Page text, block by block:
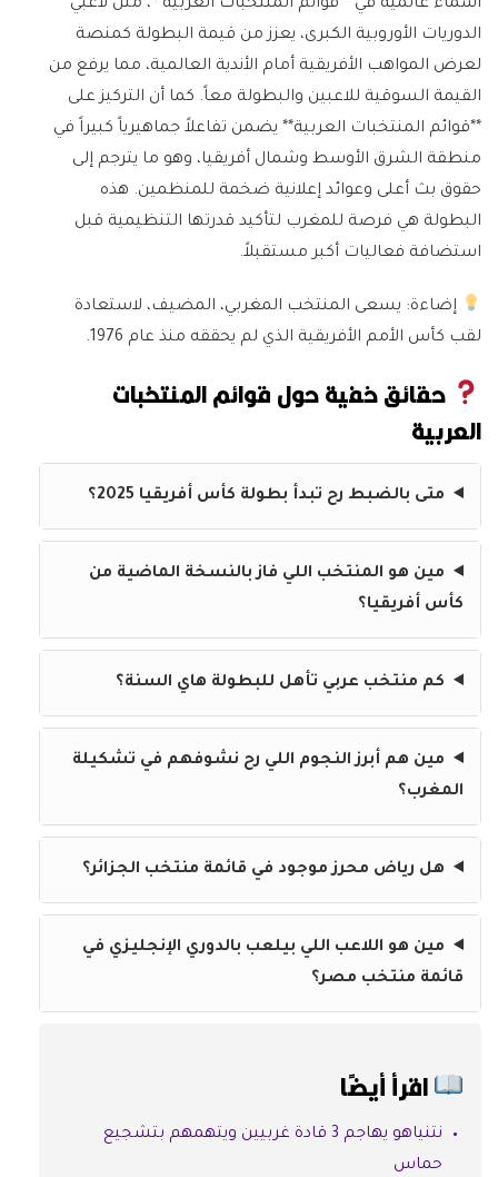
أسماء عالمية في **قوائم المنتخبات العربية**، مثل لاعبي
الدوريات الأوروبية الكبرى، يعزز من قيمة البطولة كمنصة
لعرض المواهب الأفريقية أمام الأندية العالمية، مما يرفع من
القيمة السوقية للاعبين والبطولة معاً. كما أن التركيز على
**قوائم المنتخبات العربية** يضمن تفاعلاً جماهيرياً كبيراً في
منطقة الشرق الأوسط وشمال أفريقيا، وهو ما يترجم إلى
حقوق بث أعلى وعوائد إعلانية ضخمة للمنظمين. هذه
البطولة هي فرصة للمغرب لتأكيد قدرتها التنظيمية قبل
استضافة فعاليات أكبر مستقبلاً.
إضاءة: يسعى المنتخب المغربي، المضيف، لاستعادة
لقب كأس الأمم الأفريقية الذي لم يحققه منذ عام 1976.
حقائق خفية حول قوائم المنتخبات
العربية
متى بالضبط رح تبدأ بطولة كأس أفريقيا 2025؟
مين هو المنتخب اللي فاز بالنسخة الماضية من
كأس أفريقيا؟
كم منتخب عربي تأهل للبطولة هاي السنة؟
مين هم أبرز النجوم اللي رح نشوفهم في تشكيلة
المغرب؟
هل رياض محرز موجود في قائمة منتخب الجزائر؟
مين هو اللاعب اللي بيلعب بالدوري الإنجليزي في
قائمة منتخب مصر؟
اقرأ أيضًا
نتنياهو يهاجم 3 قادة غربيين ويتهمهم بتشجيع
حماس